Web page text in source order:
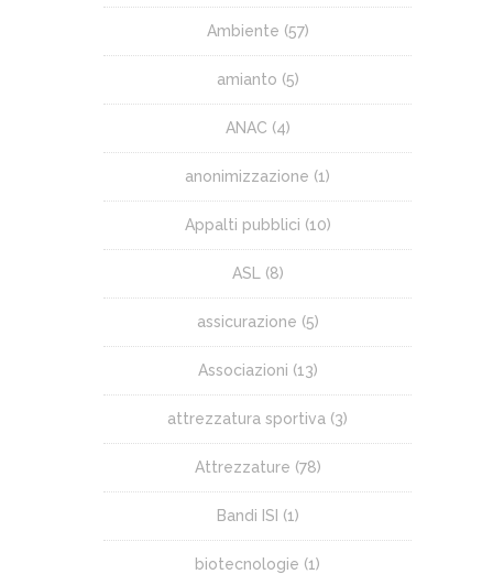
Ambiente (57)
amianto (5)
ANAC (4)
anonimizzazione (1)
Appalti pubblici (10)
ASL (8)
assicurazione (5)
Associazioni (13)
attrezzatura sportiva (3)
Attrezzature (78)
Bandi ISI (1)
biotecnologie (1)